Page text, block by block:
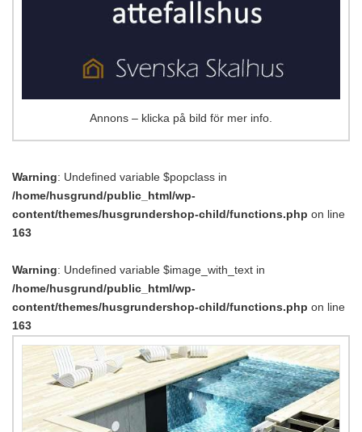
Annons – klicka på bild för mer info.
Warning: Undefined variable $popclass in
/home/husgrund/public_html/wp-
content/themes/husgrundershop-child/functions.php on line
163
Warning: Undefined variable $image_with_text in
/home/husgrund/public_html/wp-
content/themes/husgrundershop-child/functions.php on line
163